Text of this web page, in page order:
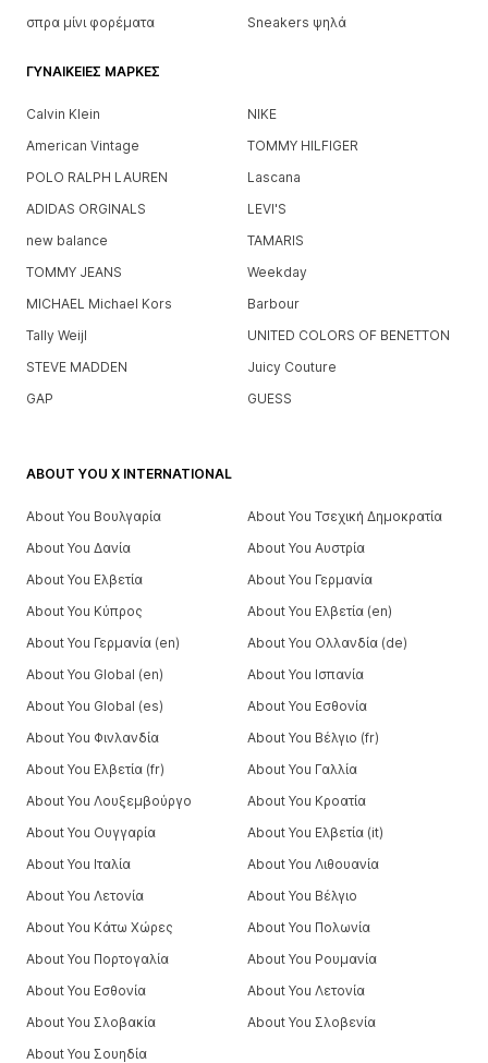
σπρα μίνι φορέματα
Sneakers ψηλά
ΓΥΝΑΙΚΕΊΕΣ ΜΆΡΚΕΣ
Calvin Klein
NIKE
American Vintage
TOMMY HILFIGER
POLO RALPH LAUREN
Lascana
ADIDAS ORGINALS
LEVI'S
new balance
TAMARIS
TOMMY JEANS
Weekday
MICHAEL Michael Kors
Barbour
Tally Weijl
UNITED COLORS OF BENETTON
STEVE MADDEN
Juicy Couture
GAP
GUESS
ABOUT YOU X INTERNATIONAL
About You Βουλγαρία
About You Τσεχική Δημοκρατία
About You Δανία
About You Αυστρία
About You Ελβετία
About You Γερμανία
About You Κύπρος
About You Ελβετία (en)
About You Γερμανία (en)
About You Ολλανδία (de)
About You Global (en)
About You Ισπανία
About You Global (es)
About You Εσθονία
About You Φινλανδία
About You Βέλγιο (fr)
About You Ελβετία (fr)
About You Γαλλία
About You Λουξεμβούργο
About You Κροατία
About You Ουγγαρία
About You Ελβετία (it)
About You Ιταλία
About You Λιθουανία
About You Λετονία
About You Βέλγιο
About You Κάτω Χώρες
About You Πολωνία
About You Πορτογαλία
About You Ρουμανία
About You Εσθονία
About You Λετονία
About You Σλοβακία
About You Σλοβενία
About You Σουηδία